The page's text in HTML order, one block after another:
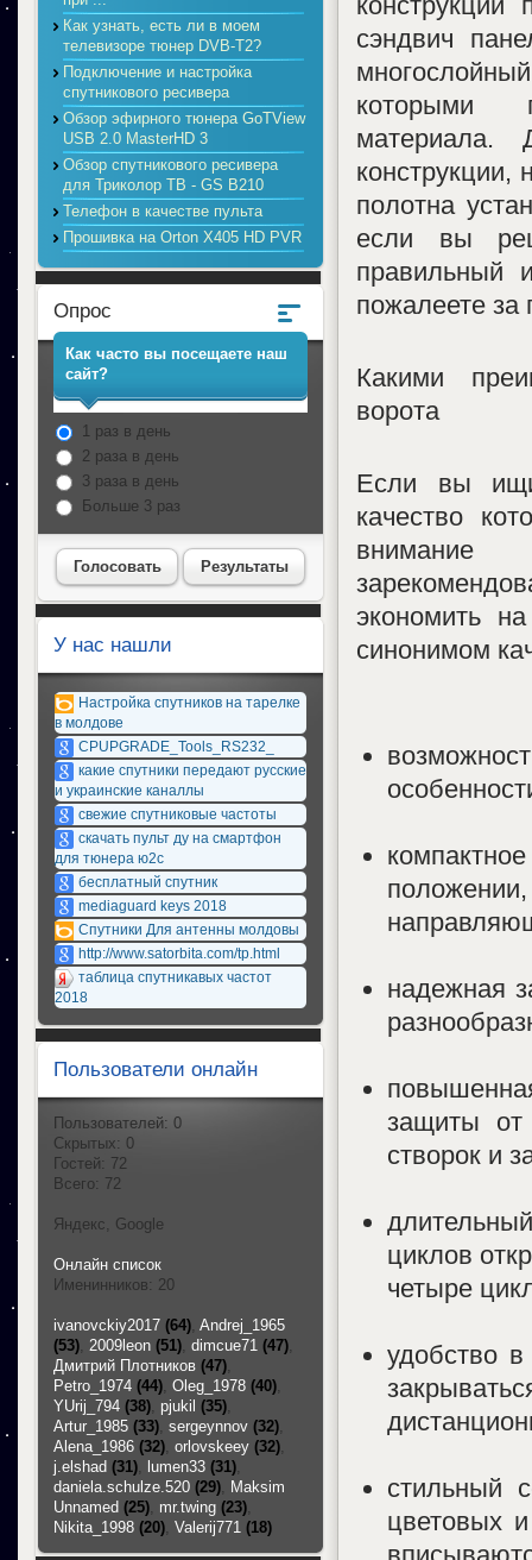
сэндвич
которыми
материала.
конструкции,
полотна
если вы
правильный
пожалеете за
Какими
ворота
Если вы
качество
экономить
синонимом
надежная
защиты от
створок и
циклов
четыре
удобство
стильный
цветовых
Как узнать, есть ли в моем
телевизоре тюнер DVB-T2?
Подключение и настройка
спутникового ресивера
Обзор эфирного тюнера GoTView
USB 2.0 MasterHD 3
Обзор спутникового ресивера
для Триколор ТВ - GS B210
Телефон в качестве пульта
Прошивка на Orton X405 HD PVR
Опрос
Как часто вы посещаете наш
сайт?
1 раз в день
2 раза в день
3 раза в день
Больше 3 раз
Голосовать Результаты
У нас нашли
Настройка спутников на тарелке
в молдове
CPUPGRADE_Tools_RS232_
какие спутники передают русские
и украинские каналлы
свежие спутниковые частоты
скачать пульт ду на смартфон
для тюнера ю2с
бесплатный спутник
mediaguard keys 2018
Спутники Для антенны молдовы
http://www.satorbita.com/tp.html
таблица спутникавых частот
2018
Пользователи онлайн
Пользователей: 0
Скрытых: 0
Гостей: 72
Всего: 72
Яндекс, Google
Онлайн список
Именинников: 20
ivanovckiy2017 (64), Andrej_1965
(53), 2009leon (51), dimcue71 (47),
Дмитрий Плотников (47),
Petro_1974 (44), Oleg_1978 (40),
YUrij_794 (38), pjukil (35),
Artur_1985 (33), sergeynnov (32),
Alena_1986 (32), orlovskeey (32),
j.elshad (31), lumen33 (31),
daniela.schulze.520 (29), Maksim
Unnamed (25), mr.twing (23),
Nikita_1998 (20), Valerij771 (18)